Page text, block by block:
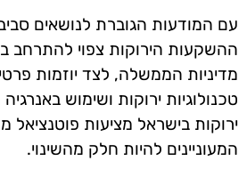
עם המודעות הגוברת לנושאים
ההשקעות הירוקות צפוי להתרחב
מדיניות הממשלה, לצד יוזמות
טכנולוגיות ירוקות ושימוש
ירוקות בישראל מציעות פוטנציאל
המעוניינים להיות חלק מהשינוי.